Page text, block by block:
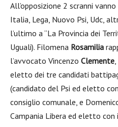
All’opposizione 2 scranni
Italia, Lega, Nuovo Psi, Udc,
l’ultimo a “La Provincia dei
Uguali). Filomena Rosamilia
l’avvocato Vincenzo Clemente
eletto dei tre candidati
(candidato del Psi ed eletto
consiglio comunale, e
Campania Libera ed eletto con